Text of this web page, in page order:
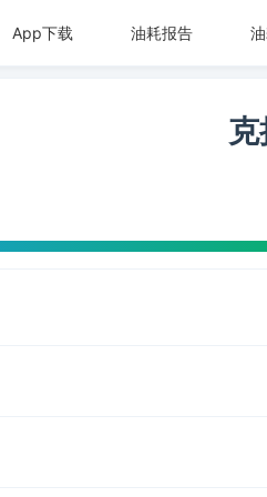
App下载 油耗报告